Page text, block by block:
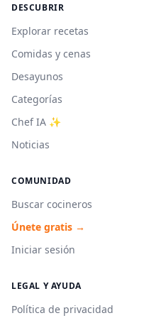
DESCUBRIR
Explorar recetas
Comidas y cenas
Desayunos
Categorías
Chef IA ✨
Noticias
COMUNIDAD
Buscar cocineros
Únete gratis →
Iniciar sesión
LEGAL Y AYUDA
Política de privacidad